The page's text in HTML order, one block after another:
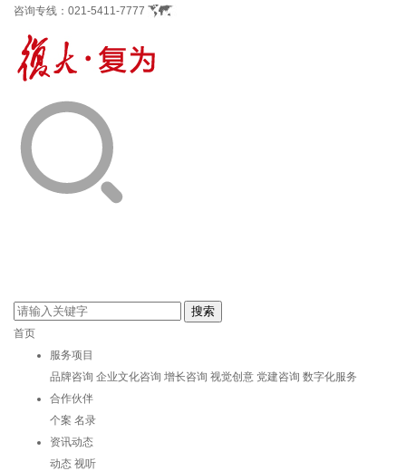
咨询专线： 021-5411-7777
首页
服务项目
品牌咨询 企业文化咨询 增长咨询 视觉创意 党建咨询 数字化服务
合作伙伴
个案 名录
资讯动态
动态 视听